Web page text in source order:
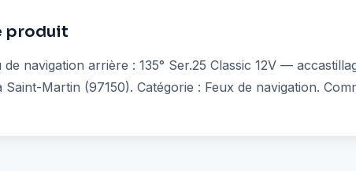
produit
de navigation arrière : 135° Ser.25 Classic 12V —
Martin (97150). Catégorie : Feux de navigation.